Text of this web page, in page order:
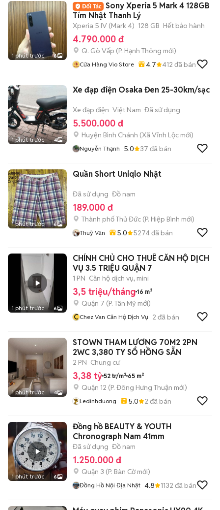
1 phút trước 6
Sony Xperia 5 Mark 4 128GB
Tím Nhật Thanh Lý
Xperia 5 IV (Mark 4) 128 GB Hết bảo hành
4.790.000 đ
Q. Gò Vấp (P. Hạnh Thông mới)
Cửa Hàng Vio Store 4.7 412 đã bán
1 phút trước 4
Xe đạp điện Osaka Đen 25-30km/sạc
Xe đạp điện Việt Nam Đã sử dụng
5.500.000 đ
Huyện Bình Chánh (Xã Vĩnh Lộc mới)
Nguyễn Thạnh 5.0 37 đã bán
1 phút trước 6
Quần Short Uniqlo Nhật
Đã sử dụng Đồ nam
189.000 đ
Thành phố Thủ Đức (P. Hiệp Bình mới)
Thuỳ Vân 5.0 5274đã bán
1 phút trước 6
CHÍNH CHỦ CHO THUÊ CĂN HỘ DỊCH
VỤ 3.5 TRIỆU QUẬN 7
1 PN Căn hộ dịch vụ, mini
3,5 triệu/tháng 16 m²
Quận 7 (P. Tân Mỹ mới)
CChez Van Căn Hộ Dịch Vụ 2 đã bán
1 phút trước 4
STOWN THAM LƯƠNG 70M2 2PN
2WC 3,380 TY SỔ HỒNG SẴN
2 PN Chung cư
3,38 tỷ 52 tr/m² 65 m²
Quận 12 (P. Đông Hưng Thuận mới)
Ledinhduong 5.0 2 đã bán
1 phút trước 6
Đồng hồ BEAUTY & YOUTH
Chronograph Nam 41mm
Đã sử dụng Đồ nam
1.250.000 đ
Quận 3 (P. Bàn Cờmới)
Đồng Hồ Nội Địa Nhật 4.8 1132 đã bán